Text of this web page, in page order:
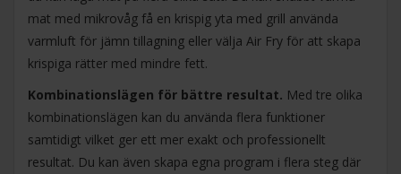
mat med mikrovåg få en krispig yta med grill använda
varmluft för jämn tillagning eller välja Air Fry för att skapa
krispiga rätter med mindre fett.
Kombinationslägen för bättre resultat. Med tre olika
kombinationslägen kan du använda flera funktioner
samtidigt vilket ger ett mer exakt och professionellt
resultat. Du kan även skapa egna program i flera steg där